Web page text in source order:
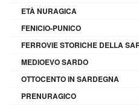
ETÀ NURAGICA
FENICIO-PUNICO
FERROVIE STORICHE DELLA
MEDIOEVO SARDO
OTTOCENTO IN SARDEGNA
PRENURAGICO